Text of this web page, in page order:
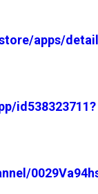
apps/
id538323711?